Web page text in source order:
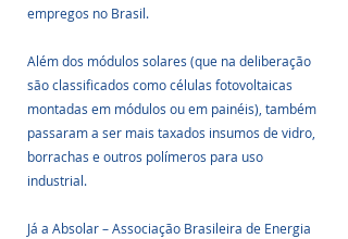
empregos no Brasil.
Além dos módulos solares (que na deliberação
são classificados como células fotovoltaicas
montadas em módulos ou em painéis), também
passaram a ser mais taxados insumos de vidro,
borrachas e outros polímeros para uso
industrial.
Já a Absolar – Associação Brasileira de Energia